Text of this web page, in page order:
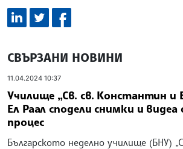
СВЪРЗАНИ НОВИНИ
11.04.2024 10:37
Училище „Св. св. Константин и
Ел Раал сподели снимки и
процес
Българското неделно училище (БНУ)